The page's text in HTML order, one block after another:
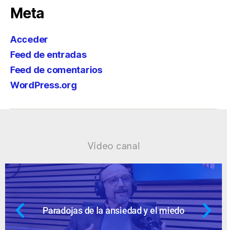
Meta
Acceder
Feed de entradas
Feed de comentarios
WordPress.org
Vídeo canal
Ansiedad: supuestos